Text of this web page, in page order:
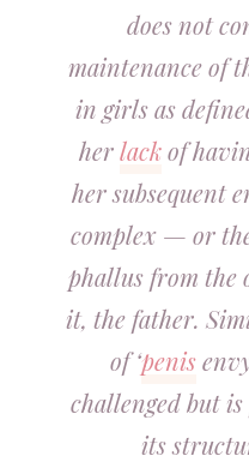
does not
maintenance of
in girls as
herlackof
her subsequent
complex — or
phallus from the
it, the father.
of ‘penis
challenged but
its